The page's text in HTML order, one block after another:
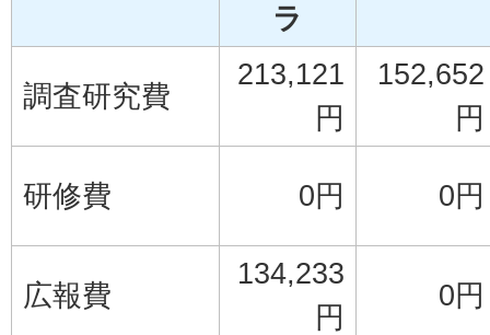
ラ
調査研究費
213,121
円
152,652
円
研修費 0円 0円
広報費
134,233
円
0円